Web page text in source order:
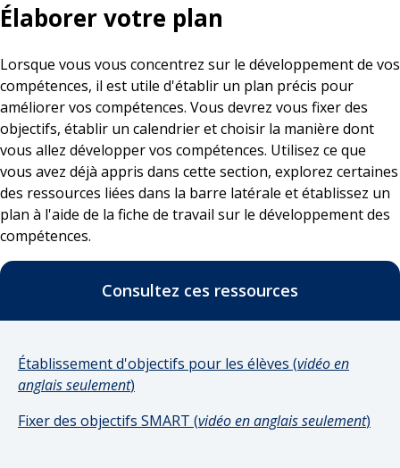
Élaborer votre plan
Lorsque vous vous concentrez sur le développement de vos
compétences, il est utile d'établir un plan précis pour
améliorer vos compétences. Vous devrez vous fixer des
objectifs, établir un calendrier et choisir la manière dont
vous allez développer vos compétences. Utilisez ce que
vous avez déjà appris dans cette section, explorez certaines
des ressources liées dans la barre latérale et établissez un
plan à l'aide de la fiche de travail sur le développement des
compétences.
Consultez ces ressources
Établissement d'objectifs pour les élèves (vidéo en
anglais seulement)
Fixer des objectifs SMART (vidéo en anglais seulement)